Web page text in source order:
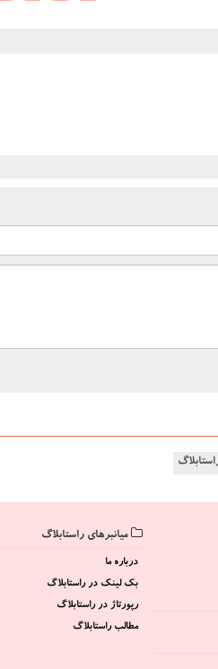
میانبرهای راستابلاگ
درباره ما
بک لینک در راستابلاگ
رپورتاژ در راستابلاگ
مطالب راستابلاگ